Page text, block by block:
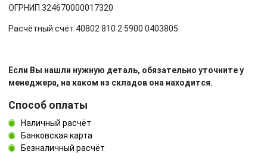
ОГРНИП 324670000017320
Расчётный счёт 40802 810 2 5900 0403805
Если Вы нашли нужную деталь, обязательно уточните у
менеджера, на каком из складов она находится.
Способ оплаты
Наличный расчёт
Банковская карта
Безналичный расчёт